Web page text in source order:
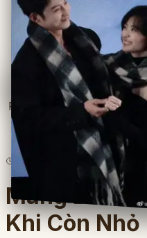
Full
14 chương
Mang Danh
Khi Còn Nhỏ